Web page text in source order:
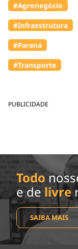
PUBLICIDADE
#Agronegócio
#Infraestrutura
#Paraná
#Transporte
Todo
e de livre
SAIBA MAIS